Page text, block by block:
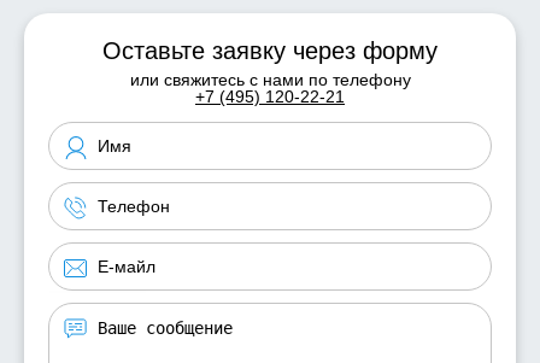
Оставьте заявку через форму
или свяжитесь с нами по телефону
+7 (495) 120-22-21